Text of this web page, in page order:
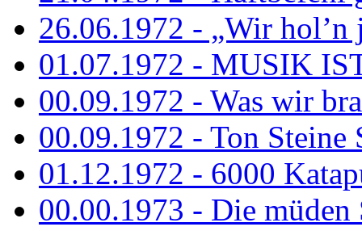
26.06.1972 - „Wir hol’n
01.07.1972 - MUSIK
00.09.1972 - Was wir
00.09.1972 - Ton Steine
01.12.1972 - 6000
00.00.1973 - Die müden